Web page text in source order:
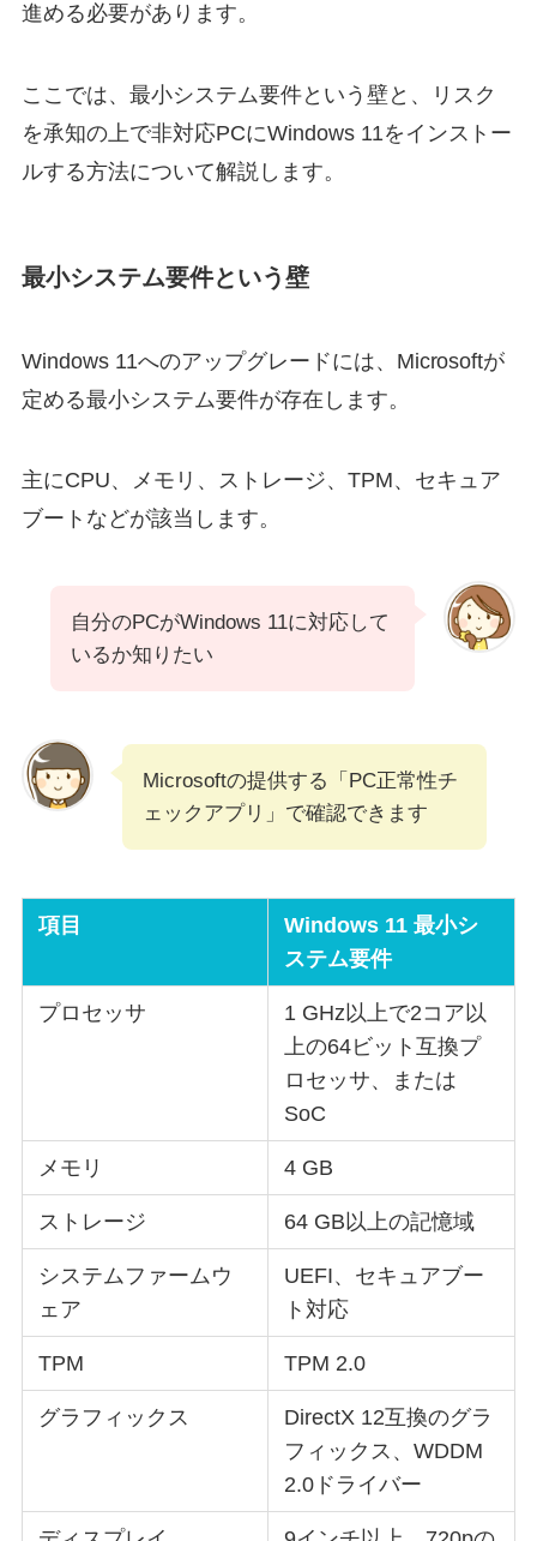
進める必要があります。
ここでは、最小システム要件という壁と、リスク
を承知の上で非対応PCにWindows 11をインストー
ルする方法について解説します。
最小システム要件という壁
Windows 11へのアップグレードには、Microsoftが
定める最小システム要件が存在します。
主にCPU、メモリ、ストレージ、TPM、セキュア
ブートなどが該当します。
自分のPCがWindows 11に対応して
いるか知りたい
Microsoftの提供する「PC正常性チ
ェックアプリ」で確認できます
項目
Windows 11 最小シ
ステム要件
プロセッサ
1 GHz以上で2コア以
上の64ビット互換プ
ロセッサ、または
SoC
メモリ 4 GB
ストレージ 64 GB以上の記憶域
システムファームウ
ェア
UEFI、セキュアブー
ト対応
TPM TPM 2.0
グラフィックス
DirectX 12互換のグラ
フィックス、WDDM
2.0ドライバー